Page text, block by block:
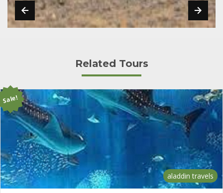
Related Tours
Sale!
aladdin travels